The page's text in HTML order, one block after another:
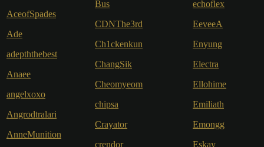
AceofSpades
Ade
adepththebest
Anaee
angelxoxo
Angrodtralari
AnneMunition
Bus
CDNThe3rd
Ch1ckenkun
ChangSik
Cheomyeom
chipsa
Crayator
crendor
echoflex
EeveeA
Enyung
Electra
Ellohime
Emiliath
Emongg
Eskay